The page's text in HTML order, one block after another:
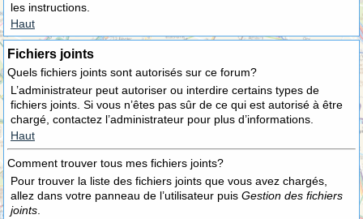
les instructions.
Haut
Fichiers joints
Quels fichiers joints sont autorisés sur ce forum?
L’administrateur peut autoriser ou interdire certains types de
fichiers joints. Si vous n’êtes pas sûr de ce qui est autorisé à être
chargé, contactez l’administrateur pour plus d’informations.
Haut
Comment trouver tous mes fichiers joints?
Pour trouver la liste des fichiers joints que vous avez chargés,
allez dans votre panneau de l’utilisateur puis Gestion des fichiers
joints